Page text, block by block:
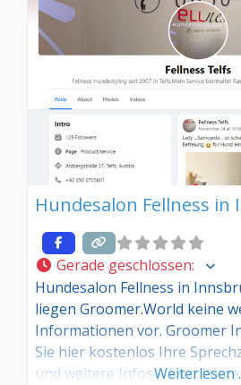
Hundesalon Fellness in
Gerade geschlossen:
Hundesalon Fellness in
liegen Groomer.World keine
Informationen vor. Groomer
Sie hier kostenlos Ihre
und weitere Infos – jetzt
Weiterlesen